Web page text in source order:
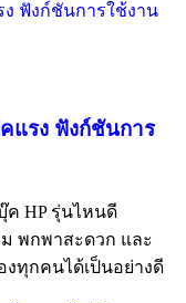
แรง ฟังก์ชันการ
HP รุ่นไหนดี
พกพาสะดวก และ
ทุกคนได้เป็นอย่างดี